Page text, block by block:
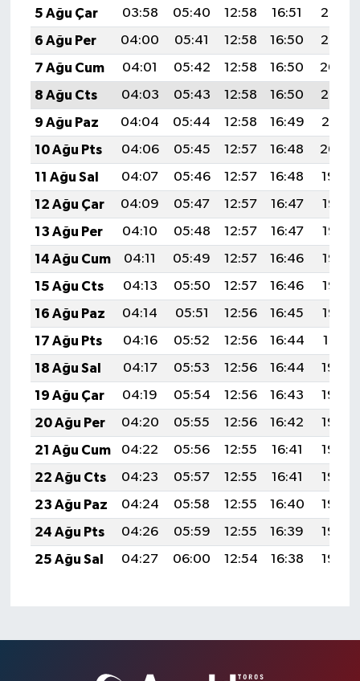
5 Ağu Çar 03:58 05:40 12:58 16:51
20:06
6 Ağu Per
04:00 05:41 12:58 16:50
20:05
7 Ağu Cum
04:01 05:42 12:58 16:50
20:04
8 Ağu Cts
04:03 05:43 12:58 16:50
20:03
9 Ağu Paz
04:04 05:44 12:58 16:49
20:01
10 Ağu Pts
04:06 05:45 12:57 16:48
20:00
11 Ağu Sal
04:07 05:46 12:57 16:48
19:59
12 Ağu Çar
04:09 05:47 12:57 16:47
19:58
13 Ağu Per
04:10 05:48 12:57 16:47
19:56
14 Ağu Cum
04:11 05:49 12:57 16:46
19:55
15 Ağu Cts
04:13 05:50 12:57 16:46
19:53
16 Ağu Paz
04:14 05:51 12:56 16:45
19:52
17 Ağu Pts
04:16 05:52 12:56 16:44
19:51
18 Ağu Sal
04:17 05:53 12:56 16:44
19:49
19 Ağu Çar
04:19 05:54 12:56 16:43
19:48
20 Ağu Per
04:20 05:55 12:56 16:42
19:46
21 Ağu Cum
04:22 05:56 12:55 16:41
19:45
22 Ağu Cts
04:23 05:57 12:55 16:41
19:43
23 Ağu Paz
04:24 05:58 12:55 16:40
19:42
24 Ağu Pts
04:26 05:59 12:55 16:39
19:40
25 Ağu Sal
04:27 06:00 12:54 16:38 19:39